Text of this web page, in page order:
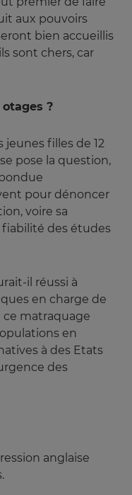
aux pouvoirs
bien accueillis
sont chers, car
?
filles de 12
pose la question,
pour dénoncer
voire sa
des études
il réussi à
en charge de
ce matraquage
en
à des Etats
des
anglaise